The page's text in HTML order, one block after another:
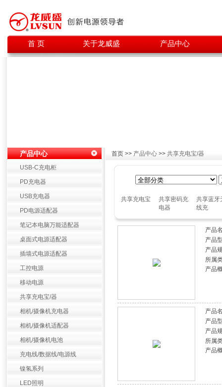
首 页 关于龙威盛 产品中心
产品中心
USB-C充电柜
PD充电器
USB充电器
PD电源适配器
笔记本电脑万能适配器
桌面式电源适配器
插墙式电源适配器
工控电源
移动电源
共享充电宝/器
相机/摄像机充电器
相机/摄像机适配器
相机/摄像机电池
充电线/数据线/电源线
镍氢系列
LED照明
首页 >> 产品中心 >> 共享充电宝/器
共享充电宝
共享密码充
电器
共享蓝牙
线充
产品
产品
产品
所属
产品
产品
产品
产品
所属
产品